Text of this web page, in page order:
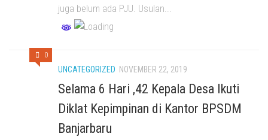
juga belum ada PJU. Usulan...
0
UNCATEGORIZED NOVEMBER 22, 2019
Selama 6 Hari ,42 Kepala Desa Ikuti
Diklat Kepimpinan di Kantor BPSDM
Banjarbaru